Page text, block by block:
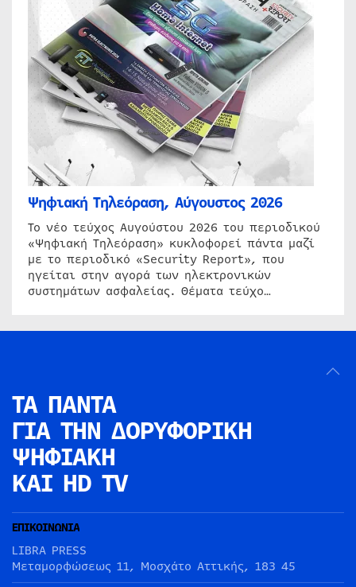
Ψηφιακή Τηλεόραση, Αύγουστος 2026
Το νέο τεύχος Αυγούστου 2026 του περιοδικού
«Ψηφιακή Τηλεόραση» κυκλοφορεί πάντα μαζί
με το περιοδικό «Security Report», που
ηγείται στην αγορά των ηλεκτρονικών
συστημάτων ασφαλείας. Θέματα τεύχο…
ΤΑ ΠΑΝΤΑ
ΓΙΑ ΤΗΝ ΔΟΡΥΦΟΡΙΚΗ
ΨΗΦΙΑΚΗ
ΚΑΙ HD TV
ΕΠΙΚΟΙΝΩΝΙΑ
LIBRA PRESS
Μεταμορφώσεως 11, Μοσχάτο Αττικής, 183 45